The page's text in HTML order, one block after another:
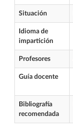
Situación
Idioma de
impartición
Profesores
Guía docente
Bibliografía
recomendada